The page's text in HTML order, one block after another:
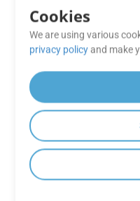
σελίδων από
Το
ορίζετε
μετατροπή. Μπορείτε
σελίδες (π.χ. 1, 3, 5) ή
χρησιμοποιώντας την
API σας.
Το API
με παρόχους
Cookies
We are using various
privacy policy and make